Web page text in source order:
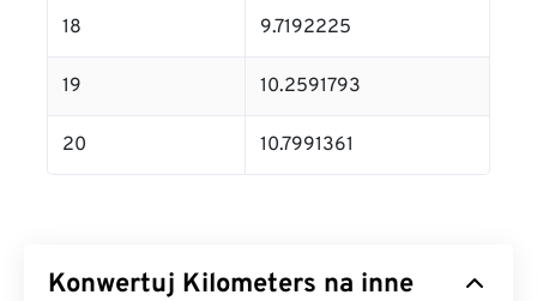
18 9.7192225
19 10.2591793
20 10.7991361
Konwertuj Kilometers na inne